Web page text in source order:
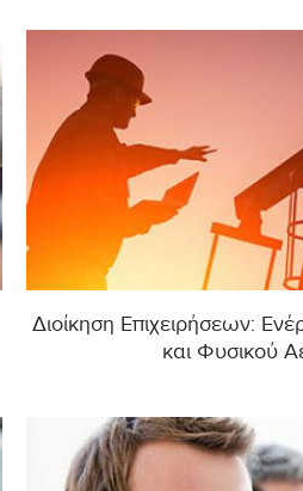
Διοίκηση Επιχειρήσεων:
και Φυσικού